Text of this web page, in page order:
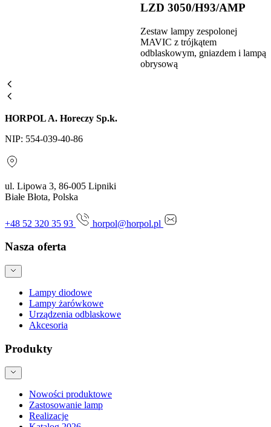
LZD 3050/H93/AMP
Zestaw lampy zespolonej
MAVIC z trójkątem
odblaskowym, gniazdem i lampą
obrysową
HORPOL A. Horeczy Sp.k.
NIP: 554-039-40-86
ul. Lipowa 3, 86-005 Lipniki
Białe Błota, Polska
+48 52 320 35 93 horpol@horpol.pl
Nasza oferta
Lampy diodowe
Lampy żarówkowe
Urządzenia odblaskowe
Akcesoria
Produkty
Nowości produktowe
Zastosowanie lamp
Realizacje